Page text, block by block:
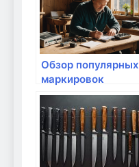
Обзор популярных
маркировок
кабелей для
интернета